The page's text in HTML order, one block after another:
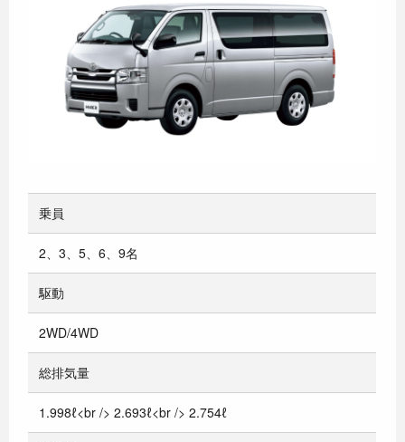
乗員
2、3、5、6、9名
駆動
2WD/4WD
総排気量
1.998ℓ<br /> 2.693ℓ<br /> 2.754ℓ